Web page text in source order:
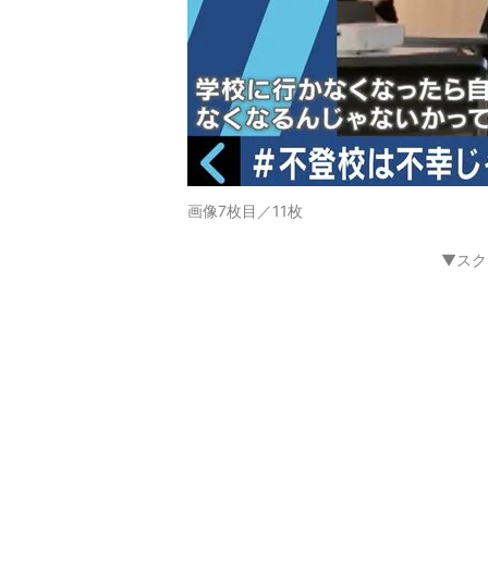
画像7枚目／11枚
▼スク